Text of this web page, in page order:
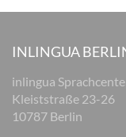
INLINGUA
inlingua
Kleiststraße 23-26
10787 Berlin